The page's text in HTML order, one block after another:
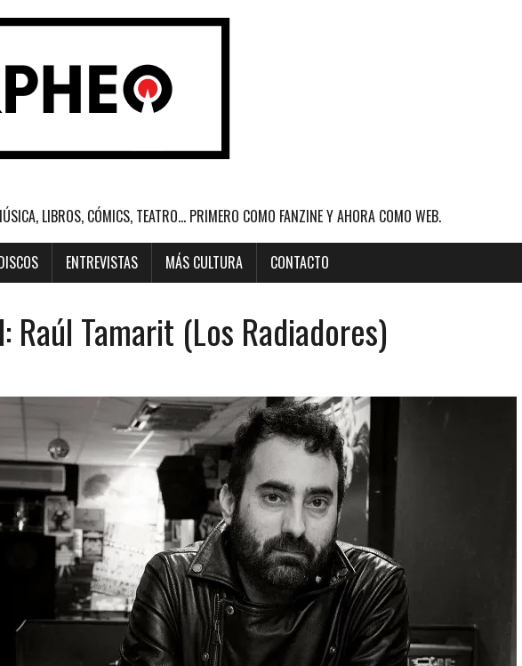
LIBROS, CÓMICS, TEATRO... PRIMERO COMO FANZINE Y AHORA COMO WEB.
ENTREVISTAS MÁS CULTURA CONTACTO
Raúl Tamarit (Los Radiadores)